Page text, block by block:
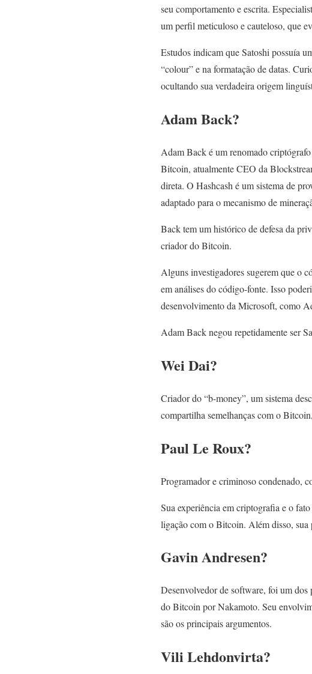
seu comportamento e escrita.
um perfil meticuloso e cauteloso, que
Estudos indicam que Satoshi possuía
“colour” e na formatação de datas.
ocultando sua verdadeira origem
Adam Back?
Adam Back é um renomado
Bitcoin, atualmente CEO da
direta. O Hashcash é um sistema de
adaptado para o mecanismo de
Back tem um histórico de defesa da
criador do Bitcoin.
Alguns investigadores sugerem que o
em análises do código-fonte. Isso
desenvolvimento da Microsoft, como
Adam Back negou repetidamente ser
Wei Dai?
Criador do “b-money”, um sistema
compartilha semelhanças com o
Paul Le Roux?
Programador e criminoso condenado,
Sua experiência em criptografia e o
ligação com o Bitcoin. Além disso,
Gavin Andresen?
Desenvolvedor de software, foi um
do Bitcoin por Nakamoto. Seu
são os principais argumentos.
Vili Lehdonvirta?